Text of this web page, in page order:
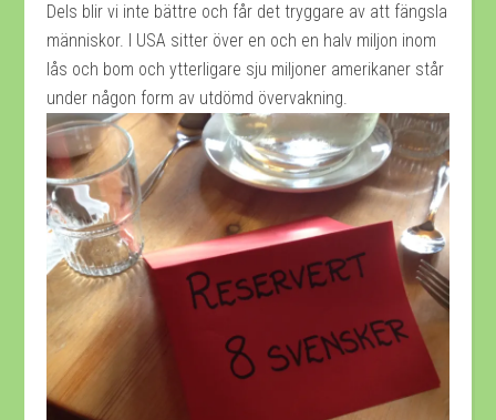
Dels blir vi inte bättre och får det tryggare av att fängsla
människor. I USA sitter över en och en halv miljon inom
lås och bom och ytterligare sju miljoner amerikaner står
under någon form av utdömd övervakning.